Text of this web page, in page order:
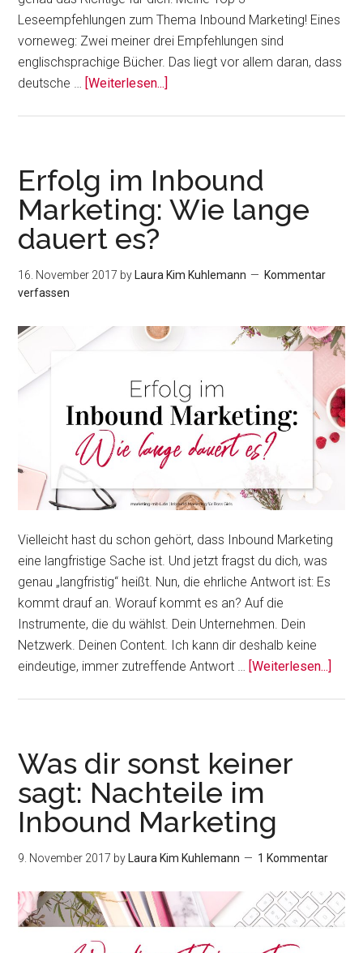
Leseempfehlungen zum Thema Inbound Marketing! Eines
vorneweg: Zwei meiner drei Empfehlungen sind
englischsprachige Bücher. Das liegt vor allem daran, dass
deutsche … [Weiterlesen...]
Marketing
Bücher
für
Erfolg im Inbound
Marketing: Wie lange
dauert es?
16. November 2017 by Laura Kim Kuhlemann
Kommentar
verfassen
Vielleicht hast du schon gehört, dass Inbound Marketing
eine langfristige Sache ist. Und jetzt fragst du dich, was
genau „langfristig“ heißt. Nun, die ehrliche Antwort ist: Es
kommt drauf an. Worauf kommt es an? Auf die
Instrumente, die du wählst. Dein Unternehmen. Dein
Netzwerk. Deinen Content. Ich kann dir deshalb keine
eindeutige, immer zutreffende Antwort … [Weiterlesen...]
Was dir sonst keiner
sagt: Nachteile im
Inbound Marketing
9. November 2017 by Laura Kim Kuhlemann 1 Kommentar